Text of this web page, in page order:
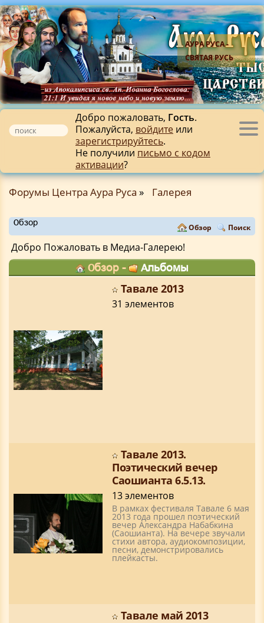
АУРА РУСА -
СВЯТАЯ РУСЬ
Добро пожаловать, Гость.
Пожалуйста, войдите или
зарегистрируйтесь.
Не получили письмо с кодом
активации?
Форумы Центра Аура Руса » Галерея
Обзор
Обзор Поиск
Добро Пожаловать в Медиа-Галерею!
Обзор - Альбомы
Тавале 2013
31 элементов
Тавале 2013.
Поэтический вечер
Саошианта 6.5.13.
13 элементов
В рамках фестиваля Тавале 6 мая
2013 года прошел поэтический
вечер Александра Набабкина
(Саошианта). На вечере звучали
стихи автора, аудиокомпозиции,
песни, демонстрировались
плейкасты.
Тавале май 2013